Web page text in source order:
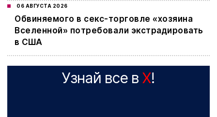
06 АВГУСТА 2026
Обвиняемого в секс-торговле «хозяина
Вселенной» потребовали экстрадировать
в США
Узнай все в X!